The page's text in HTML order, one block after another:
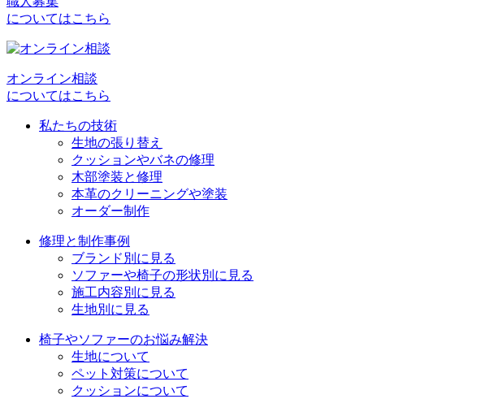
ビ
ゲ
ー
シ
についてはこちら
オンライン相談
についてはこちら
私たちの技術
生地の張り替え
クッションやバネの修理
木部塗装と修理
本革のクリーニングや塗装
オーダー制作
修理と制作事例
ブランド別に見る
ソファーや椅子の形状別に見る
施工内容別に見る
生地別に見る
椅子やソファーのお悩み解決
生地について
ペット対策について
クッションについて